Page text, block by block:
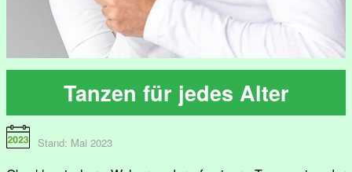
Tanzen für jedes Alter
Stand: Mai 2023